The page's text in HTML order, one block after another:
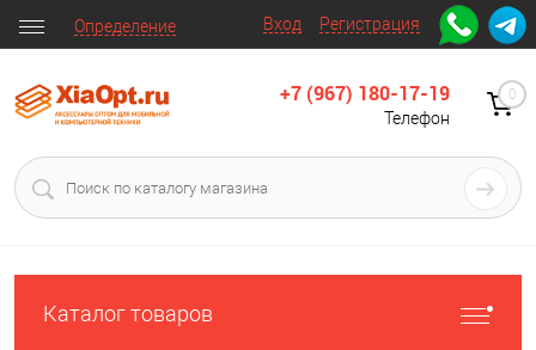
Вход Регистрация
Определение
+7 (967) 180-17-19
Телефон
0
Каталог товаров